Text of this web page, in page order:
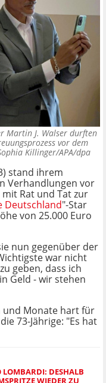
Martin J. Walser durften
vor dem
Killinger/APA/dpa
stand ihrem
Verhandlungen vor
Rat und Tat zur
Deutschland"-Star
von 25.000 Euro
nun gegenüber der
war nicht
geben, dass ich
Geld - wir stehen
und Monate hart für
73-Jährige: "Es hat
LOMBARDI: DESHALB
WIEDER ZU